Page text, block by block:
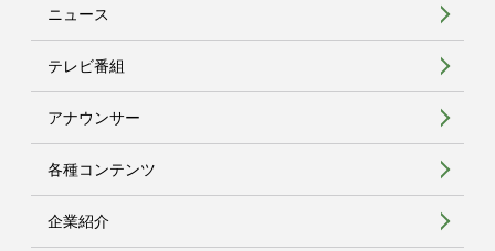
ニュース
テレビ番組
アナウンサー
各種コンテンツ
企業紹介